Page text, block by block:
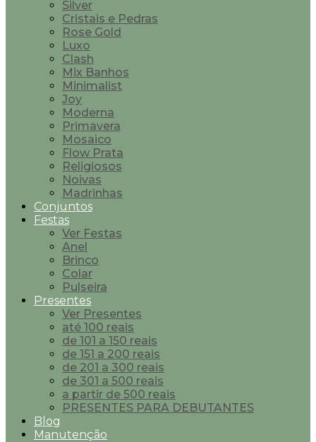
Silver
Cristais e Pedras
Rose Gold
Luxo
Clash
Mix Banhos
Minimalist
Joy
Moderna
Primavera
Mosaico
Flow Prata
Religiosos
Noivas
Madrinhas
Conjuntos
Festas
Ver Festas
Anel
Brinco
Colar
Pulseira
Presentes
Ver Presentes
até 100 reais
de 101 a 150 reais
de 151 a 200 reais
de 201 a 300 reais
de 301 a 500 reais
a partir de 500 reais
PRESENTES PARA DEBUTANTES
Blog
Manutenção